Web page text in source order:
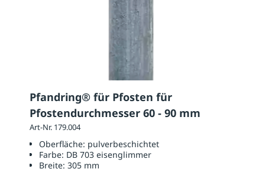
Pfandring® für Pfosten für
Pfostendurchmesser 60 - 90 mm
Art-Nr. 179.004
Oberfläche: pulverbeschichtet
Farbe: DB 703 eisenglimmer
Breite: 305 mm